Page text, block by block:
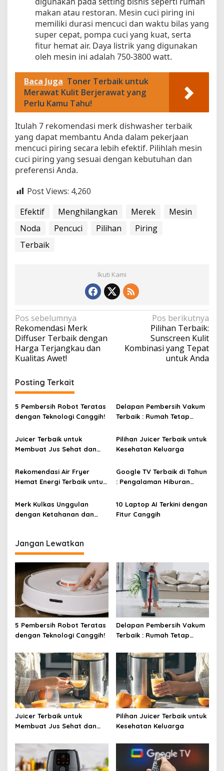
makan atau restoran. Mesin cuci piring ini
memiliki durasi mencuci dan waktu bilas yang
super cepat, pompa cuci yang kuat, serta
fitur hemat air. Daya listrik yang digunakan
oleh mesin ini adalah 750-3800 watt.
Baca Juga Toner Terbaik untuk
Merawat Kulit Berjerawat yang
Perlu Kamu Tahu!
Itulah 7 rekomendasi merk dishwasher terbaik
yang dapat membantu Anda dalam pekerjaan
mencuci piring secara lebih efektif. Pilihlah mesin
cuci piring yang sesuai dengan kebutuhan dan
preferensi Anda.
Post Views: 4,260
Efektif
Menghilangkan Merek
Mesin
Noda
Pencuci Pilihan
Piring
Terbaik
Ikuti Kami
N
a
v
i
g
a
s
i
o
Pos sebelumnya
Rekomendasi Merk
Diffuser Terbaik dengan
Harga Terjangkau dan
Kualitas Awet!
Pos berikutnya
Pilihan Terbaik:
Sunscreen Kulit
Kombinasi yang Tepat
untuk Anda
Posting Terkait
5 Pembersih Robot Teratas
dengan Teknologi Canggih!
Delapan Pembersih Vakum
Terbaik : Rumah Tetap
Juicer Terbaik untuk
Membuat Jus Sehat dan
Pilihan Juicer Terbaik untuk
Kesehatan Keluarga
Rekomendasi Air Fryer
Hemat Energi Terbaik untuk
Google TV Terbaik di Tahun
: Pengalaman Hiburan
Luas!
Merk Kulkas Unggulan
dengan Ketahanan dan
10 Laptop AI Terkini dengan
Fitur Canggih
Jangan Lewatkan
5 Pembersih Robot Teratas
dengan Teknologi Canggih!
Delapan Pembersih Vakum
Terbaik : Rumah Tetap
Juicer Terbaik untuk
Membuat Jus Sehat dan
Pilihan Juicer Terbaik untuk
Kesehatan Keluarga